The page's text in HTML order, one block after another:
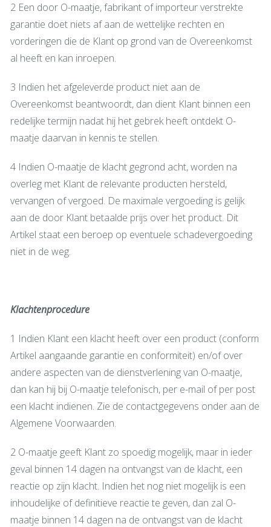
2 Een door O-maatje, fabrikant of importeur verstrekte
garantie doet niets af aan de wettelijke rechten en
vorderingen die de Klant op grond van de Overeenkomst
al heeft en kan inroepen.
3 Indien het afgeleverde product niet aan de
Overeenkomst beantwoordt, dan dient Klant binnen een
redelijke termijn nadat hij het gebrek heeft ontdekt O-
maatje daarvan in kennis te stellen.
4 Indien O-maatje de klacht gegrond acht, worden na
overleg met Klant de relevante producten hersteld,
vervangen of vergoed. De maximale vergoeding is gelijk
aan de door Klant betaalde prijs over het product. Dit
Artikel staat een beroep op eventuele schadevergoeding
niet in de weg.
Klachtenprocedure
1 Indien Klant een klacht heeft over een product (conform
Artikel aangaande garantie en conformiteit) en/of over
andere aspecten van de dienstverlening van O-maatje,
dan kan hij bij O-maatje telefonisch, per e-mail of per post
een klacht indienen. Zie de contactgegevens onder aan de
Algemene Voorwaarden.
2 O-maatje geeft Klant zo spoedig mogelijk, maar in ieder
geval binnen 14 dagen na ontvangst van de klacht, een
reactie op zijn klacht. Indien het nog niet mogelijk is een
inhoudelijke of definitieve reactie te geven, dan zal O-
maatje binnen 14 dagen na de ontvangst van de klacht